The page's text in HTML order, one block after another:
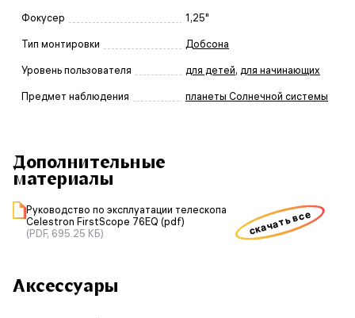
Фокусер 1,25"
Тип монтировки Добсона
Уровень пользователя для детей, для начинающих
Предмет наблюдения планеты Солнечной системы
Дополнительные
материалы
Руководство по эксплуатации телескопа
Celestron FirstScope 76EQ (pdf)
(PDF, 695.25 КБ)
скачать все
Аксессуары